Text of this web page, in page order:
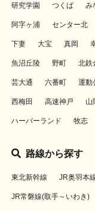
研究学園 つくば み
阿字ヶ浦 センター北
下妻 大宝 真岡
魚沼丘陵 野町 北鉄
芸大通 六番町 運動
西梅田 高速神戸 山
ハーバーランド 牧志
路線から探す
東北新幹線 JR奥羽本
JR常磐線(取手～いわき)